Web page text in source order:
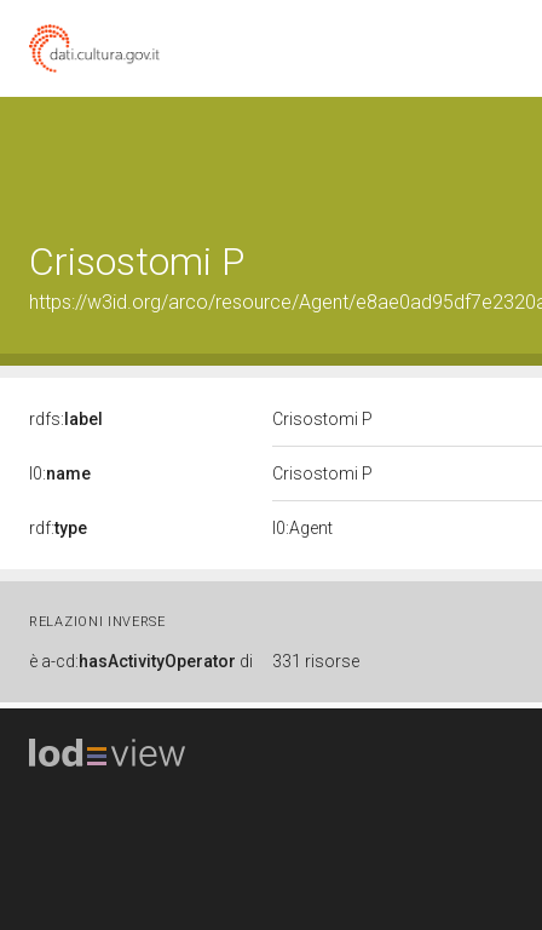
Crisostomi P
https://w3id.org/arco/resource/Agent/
rdfs: label Crisostomi P
l0:name Crisostomi P
rdf:type l0:Agent
RELAZIONI INVERSE
è a-cd:hasActivityOperator di 331 risorse